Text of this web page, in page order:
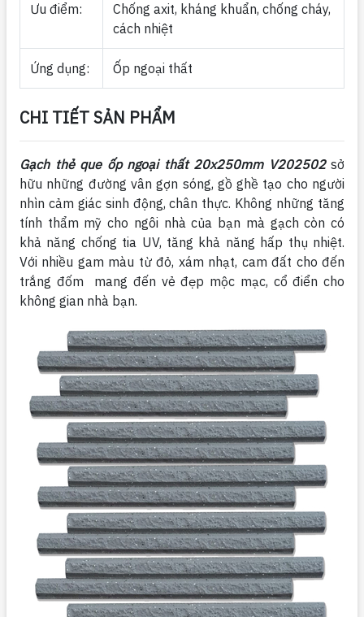
Ưu điểm:
Chống axit, kháng khuẩn, chống cháy,
cách nhiệt
Ứng dụng: Ốp ngoại thất
CHI TIẾT SẢN PHẨM
Gạch thẻ que ốp ngoại thất 20x250mm V202502sở
hữu những đường vân gợn sóng, gồ ghề tạo cho người
nhìn cảm giác sinh động, chân thực. Không những tăng
tính thẩm mỹ cho ngôi nhà của bạn mà gạch còn có
khả năng chống tia UV, tăng khả năng hấp thụ nhiệt.
Với nhiều gam màu từ đỏ, xám nhạt, cam đất cho đến
trắng đốm mang đến vẻ đẹp mộc mạc, cổ điển cho
không gian nhà bạn.